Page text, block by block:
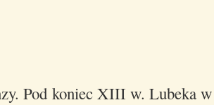
Pod koniec XIII w. Lubeka w